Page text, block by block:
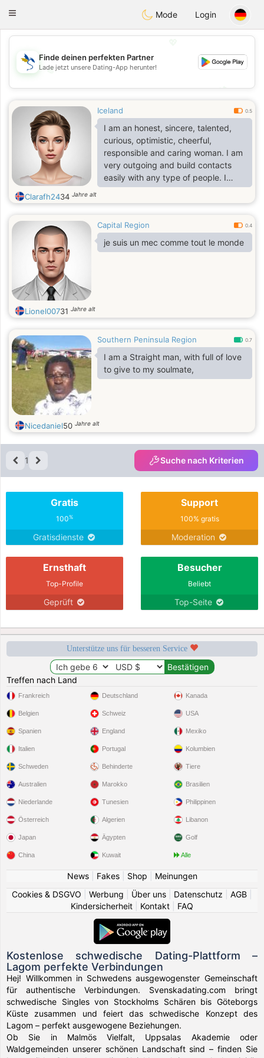
SvenskaDating
Toggle
Mode Login
💖
💕
Finde deinen perfekten Partner
Lade jetzt unsere Dating-App herunter!
Iceland 0.5
I am an honest, sincere, talented,
curious, optimistic, cheerful,
responsible and caring woman. I am
very outgoing and build contacts
easily with any type of people. I
don't like conflicts, but I love beauty
and peace. I am also quite a dreamy
skills:-)
Clarafh2434 Jahre alt
Capital Region 0.4
je suis un mec comme tout le monde
Lionel00731 Jahre alt
Southern Peninsula Region 0.7
I am a Straight man, with full of love
to give to my soulmate,
Nicedaniel50 Jahre alt
1 Suche nach Kriterien
Gratis
100%
Gratisdienste
Support
100% gratis
Moderation
Ernsthaft
Top-Profile
Geprüft
Besucher
Beliebt
Top-Seite
Unterstütze uns für besseren Service
Treffen nach Land
Frankreich
Belgien
Spanien
Italien
Schweden
Deutschland
Schweiz
England
Portugal
Behinderte
Kanada
USA
Mexiko
Kolumbien
Tiere
Australien
Niederlande
Österreich
Japan
China
Marokko
Tunesien
Algerien
Ägypten
Kuwait
Brasilien
Philippinen
Libanon
Golf
Alle
News| Fakes| Shop
Meinungen
Cookies & DSGVO
Werbung Über uns Datenschutz AGB
Kindersicherheit
Kontakt FAQ
Kostenlose schwedische Dating-Plattform –
Lagom perfekte Verbindungen
Hej! Willkommen in Schwedens ausgewogenster Gemeinschaft
für authentische Verbindungen. Svenskadating.com bringt
schwedische Singles von Stockholms Schären bis Göteborgs
Küste zusammen und feiert das schwedische Konzept des
Lagom – perfekt ausgewogene Beziehungen.
Ob Sie in Malmös Vielfalt, Uppsalas Akademie oder
Waldgemeinden unserer schönen Landschaft sind – finden Sie